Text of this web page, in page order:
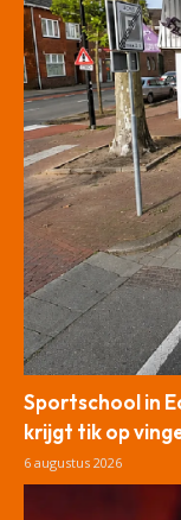
Sportschool in
krijgt tik op
6 augustus 2026